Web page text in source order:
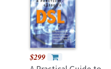
(Hardcover)
$299